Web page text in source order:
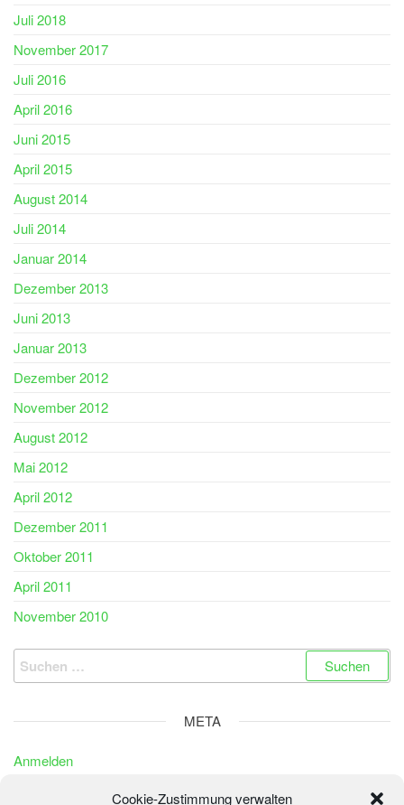
Cookie-Zustimmung verwalten
Juli 2018
November 2017
Juli 2016
April 2016
Juni 2015
April 2015
August 2014
Juli 2014
Januar 2014
Dezember 2013
Juni 2013
Januar 2013
Dezember 2012
November 2012
August 2012
Mai 2012
April 2012
Dezember 2011
Oktober 2011
April 2011
November 2010
Suchen
nach:
META
Anmelden